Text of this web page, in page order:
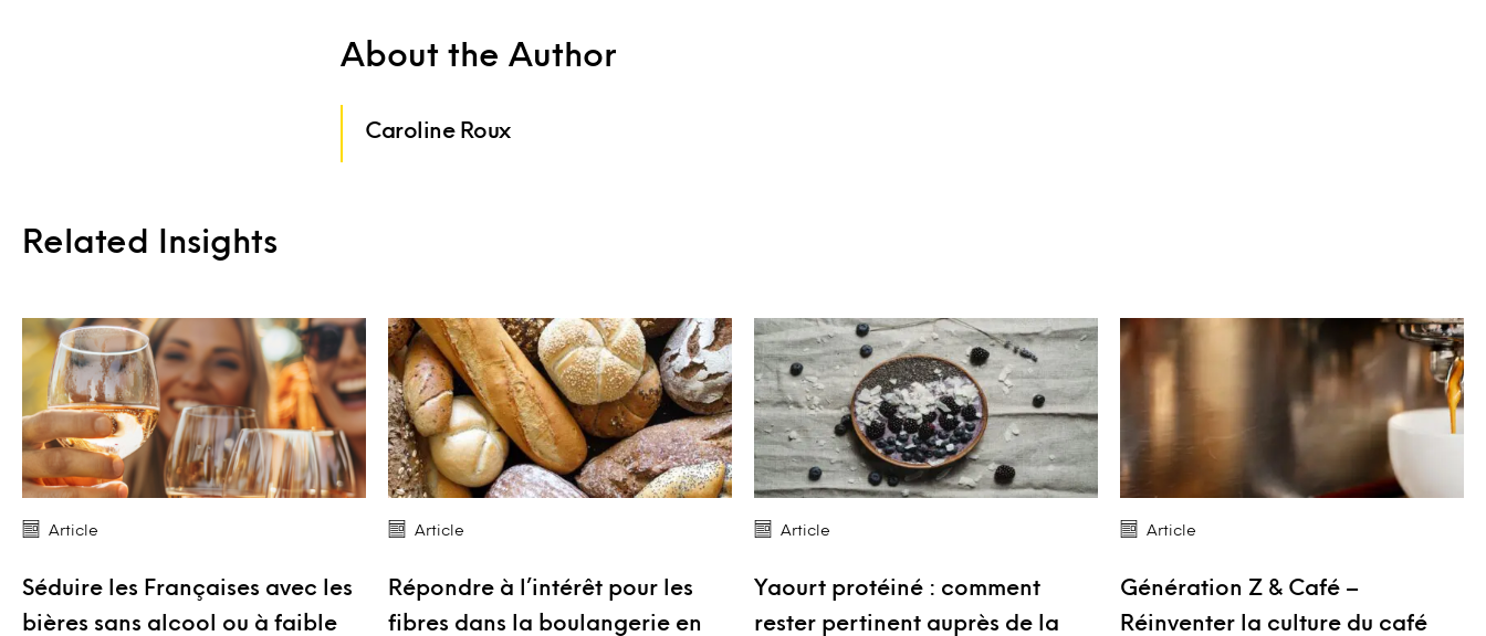
About the Author
Caroline Roux
Related Insights
Article
Séduire les Françaises avec les
bières sans alcool ou à faible
Article
Répondre à l’intérêt pour les
fibres dans la boulangerie en
Article
Yaourt protéiné : comment
rester pertinent auprès de la
Article
Génération Z & Café –
Réinventer la culture du café